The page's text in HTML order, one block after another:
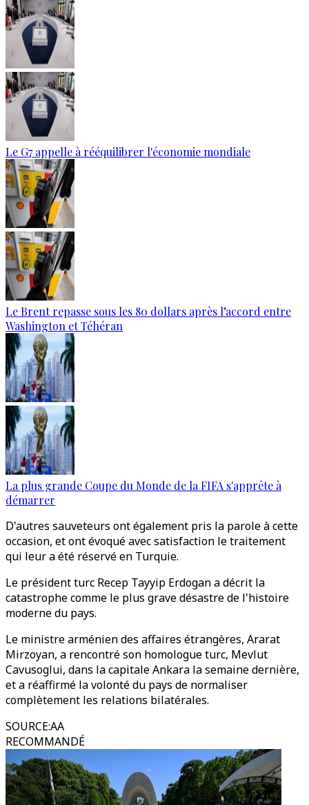
Le G7 appelle à rééquilibrer l'économie mondiale
Le Brent repasse sous les 80 dollars après l’accord entre
Washington et Téhéran
La plus grande Coupe du Monde de la FIFA s'apprête à
démarrer
D'autres sauveteurs ont également pris la parole à cette
occasion, et ont évoqué avec satisfaction le traitement
qui leur a été réservé en Turquie.
Le président turc Recep Tayyip Erdogan a décrit la
catastrophe comme le plus grave désastre de l'histoire
moderne du pays.
Le ministre arménien des affaires étrangères, Ararat
Mirzoyan, a rencontré son homologue turc, Mevlut
Cavusoglui, dans la capitale Ankara la semaine dernière,
et a réaffirmé la volonté du pays de normaliser
complètement les relations bilatérales.
SOURCE:AA
RECOMMANDÉ